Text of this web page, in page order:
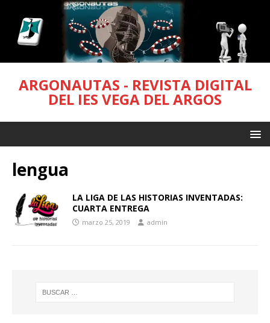
ARGONAUTAS - REVISTA DIGITAL
DEL IES VEGA DEL ARGOS
lengua
LA LIGA DE LAS HISTORIAS INVENTADAS:
CUARTA ENTREGA
marzo 25, 2019 admin